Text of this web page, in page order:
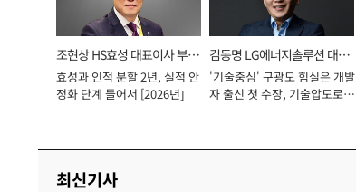
조현상 HS효성 대표이사 부회
장
효성과 인적 분할 2년, 실적 안
정화 단계 들어서 [2026년]
김동명 LG에너지솔루션 대표
이사 사장
'기술중심' 구광모 힘실은 개발
자 출신 첫 수장, 기술압도로
최신기사